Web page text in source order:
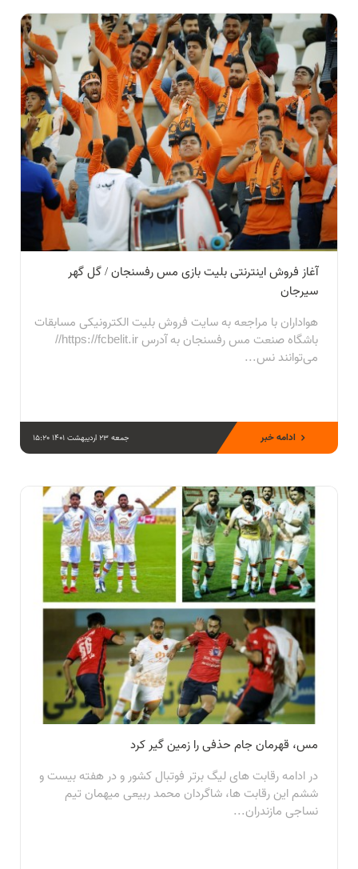
آغاز فروش اینترنتی بلیت بازی مس رفسنجان / گل گهر
سیرجان
هواداران با مراجعه به سایت فروش بلیت الکترونیکی مسابقات
باشگاه صنعت مس رفسنجان به آدرس https://fcbelit.ir//
می‌توانند نس...
جمعه 23 اردیبهشت 1401 15:20 ادامه خبر
مس، قهرمان جام حذفی را زمین گیر کرد
در ادامه رقابت های لیگ برتر فوتبال کشور و در هفته بیست و
ششم این رقابت ها، شاگردان محمد ربیعی میهمان تیم
نساجی مازندران...